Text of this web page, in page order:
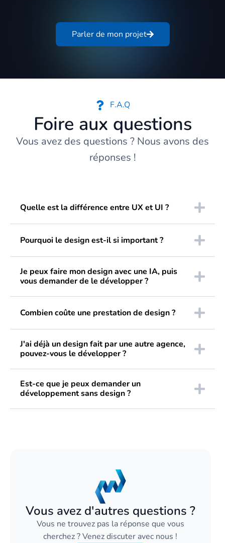
Parler de mon projet
F.A.Q
Foire aux questions
Vous avez des questions ? Nous avons des
réponses !
Quelle est la différence entre UX et UI ?
Pourquoi le design est-il si important ?
Je peux faire mon design avec une IA, puis
vous demander de le développer ?
Combien coûte une prestation de design ?
J'ai déjà un design fait par une autre agence,
pouvez-vous le développer ?
Est-ce que je peux demander un
développement sans design ?
Vous avez d'autres questions ?
Vous ne trouvez pas la réponse que vous
cherchez ? Venez discuter avec nous !